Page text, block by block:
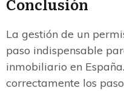
La gestión de un
paso indispensable
inmobiliario en
correctamente los